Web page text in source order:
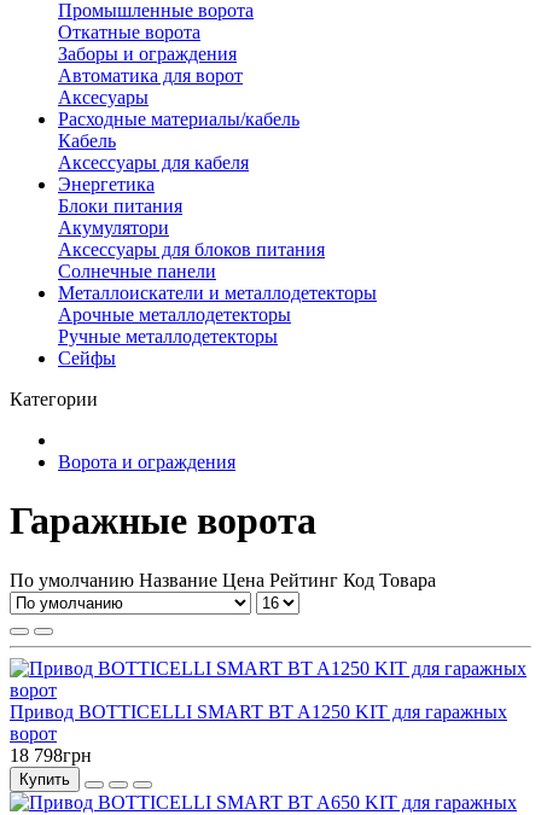
Промышленные ворота
Откатные ворота
Заборы и ограждения
Автоматика для ворот
Аксесуары
Расходные материалы/кабель
Кабель
Аксессуары для кабеля
Энергетика
Блоки питания
Акумулятори
Аксессуары для блоков питания
Солнечные панели
Металлоискатели и металлодетекторы
Арочные металлодетекторы
Ручные металлодетекторы
Сейфы
Категории
Ворота и ограждения
Гаражные ворота
По умолчанию Название Цена Рейтинг Код Товара
Привод BOTTICELLI SMART BT A1250 KIT для гаражных
ворот
18 798грн
Купить